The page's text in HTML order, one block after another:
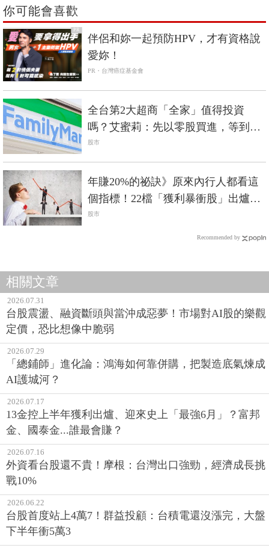
你可能會喜歡
PR
伴侶和妳一起預防HPV，才有資格說
愛妳！
PR・台灣癌症基金會
全台第2大超商「全家」值得投資
嗎？艾蜜莉：先以零股買進，等到便
宜價以下再購入整張！
股市
年賺20%的祕訣》原來內行人都看這
個指標！22檔「獲利暴衝股」出爐：
其中3檔賺破2.5倍
股市
Recommended by
相關文章
2026.07.31
台股震盪、融資斷頭與當沖成惡夢！市場對AI股的樂觀
定價，恐比想像中脆弱
2026.07.29
「總鋪師」進化論：鴻海如何靠併購，把製造底氣煉成
AI護城河？
2026.07.17
13金控上半年獲利出爐、迎來史上「最強6月」？富邦
金、國泰金...誰最會賺？
2026.07.16
外資看台股還不貴！摩根：台灣出口強勁，經濟成長挑
戰10%
2026.06.22
台股首度站上4萬7！群益投顧：台積電還沒漲完，大盤
下半年衝5萬3